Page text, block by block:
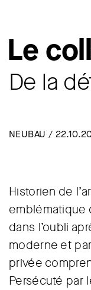
Le
De la
NEUBAU /
Historien de
emblématique
dans l’oubli
moderne et
privée
Persécuté par